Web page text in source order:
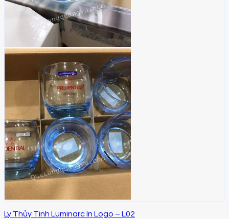
Ly Thủy Tinh Luminarc In Logo – L02